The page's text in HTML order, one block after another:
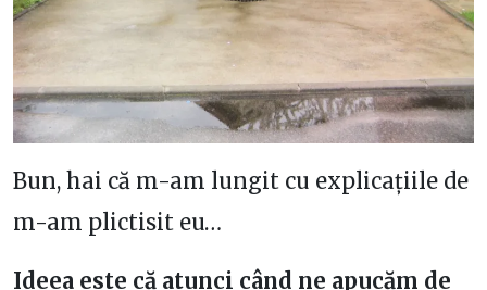
Bun, hai că m-am lungit cu explicațiile de
m-am plictisit eu…
Ideea este că atunci când ne apucăm de